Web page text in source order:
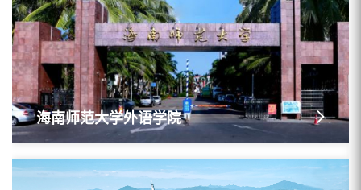
海南师范大学外语学院